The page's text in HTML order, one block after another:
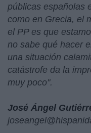
públicas españolas
como en Grecia, el
el PP es que
no sabe qué hacer
una situación
catástrofe da la
muy poco".
José Ángel